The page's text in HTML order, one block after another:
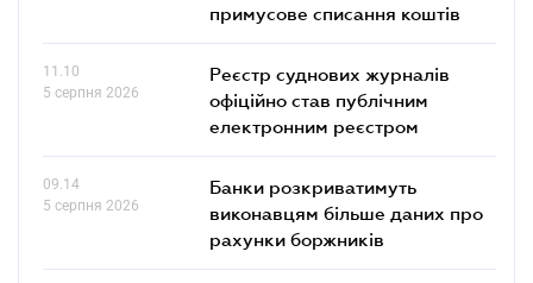
примусове списання коштів
11.10
5 серпня 2026
Реєстр суднових журналів
офіційно став публічним
електронним реєстром
09.14
5 серпня 2026
Банки розкриватимуть
виконавцям більше даних про
рахунки боржників